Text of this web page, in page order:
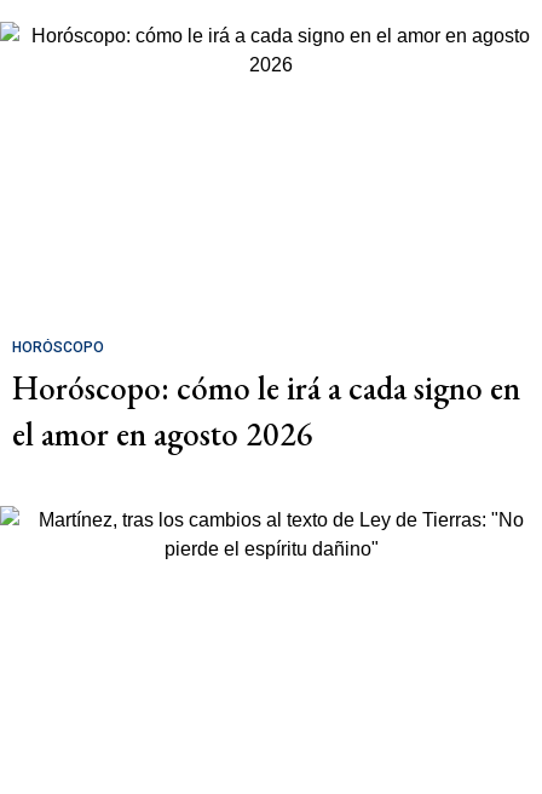
HORÓSCOPO
Horóscopo: cómo le irá a cada signo en
el amor en agosto 2026